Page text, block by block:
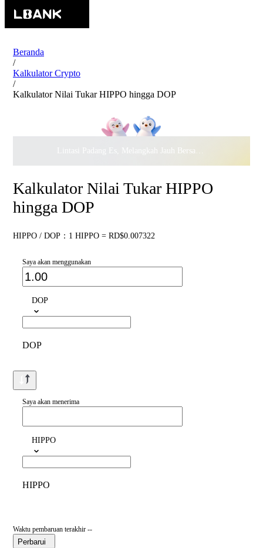
Beranda
/
Kalkulator Crypto
/
Kalkulator Nilai Tukar HIPPO hingga DOP
Lintasi Padang Es, Melangkah Jauh Bersama · Rayakan
Kalkulator Nilai Tukar HIPPO
hingga DOP
HIPPO / DOP：1 HIPPO = RD$0.007322
Saya akan menggunakan
DOP
DOP
Saya akan menerima
HIPPO
HIPPO
Waktu pembaruan terakhir --
Perbarui